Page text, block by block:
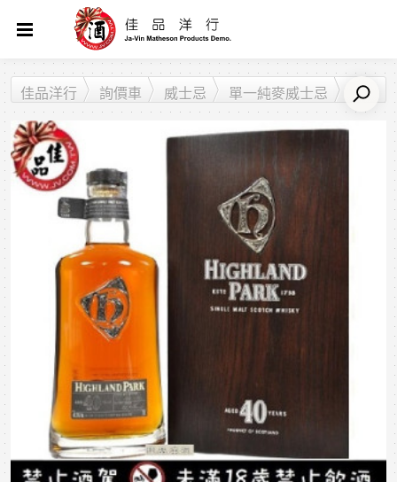
佳品洋行 詢價車 威士忌
單一純麥威士忌
高原騎士